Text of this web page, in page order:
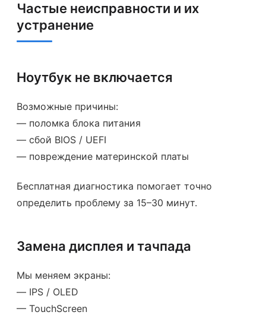
Частые неисправности и их
устранение
Ноутбук не включается
Возможные причины:
— поломка блока питания
— сбой BIOS / UEFI
— повреждение материнской платы
Бесплатная диагностика помогает точно
определить проблему за 15–30 минут.
Замена дисплея и тачпада
Мы меняем экраны:
— IPS / OLED
— TouchScreen